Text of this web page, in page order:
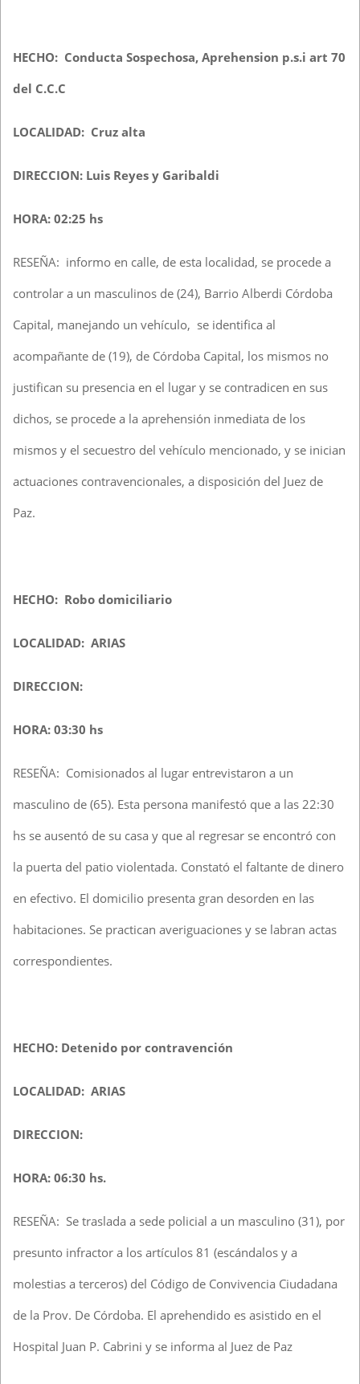
HECHO: Conducta Sospechosa, Aprehension p.s.i art 70
del C.C.C
LOCALIDAD: Cruz alta
DIRECCION: Luis Reyes y Garibaldi
HORA: 02:25 hs
RESEÑA: informo en calle, de esta localidad, se procede a
controlar a un masculinos de (24), Barrio Alberdi Córdoba
Capital, manejando un vehículo, se identifica al
acompañante de (19), de Córdoba Capital, los mismos no
justifican su presencia en el lugar y se contradicen en sus
dichos, se procede a la aprehensión inmediata de los
mismos y el secuestro del vehículo mencionado, y se inician
actuaciones contravencionales, a disposición del Juez de
Paz.
HECHO: Robo domiciliario
LOCALIDAD: ARIAS
DIRECCION:
HORA: 03:30 hs
RESEÑA: Comisionados al lugar entrevistaron a un
masculino de (65). Esta persona manifestó que a las 22:30
hs se ausentó de su casa y que al regresar se encontró con
la puerta del patio violentada. Constató el faltante de dinero
en efectivo. El domicilio presenta gran desorden en las
habitaciones. Se practican averiguaciones y se labran actas
correspondientes.
HECHO: Detenido por contravención
LOCALIDAD: ARIAS
DIRECCION:
HORA: 06:30 hs.
RESEÑA: Se traslada a sede policial a un masculino (31), por
presunto infractor a los artículos 81 (escándalos y a
molestias a terceros) del Código de Convivencia Ciudadana
de la Prov. De Córdoba. El aprehendido es asistido en el
Hospital Juan P. Cabrini y se informa al Juez de Paz